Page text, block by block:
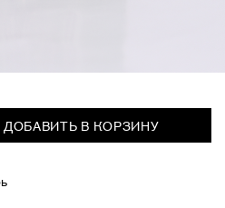
ДОБАВИТЬ В КОРЗИНУ